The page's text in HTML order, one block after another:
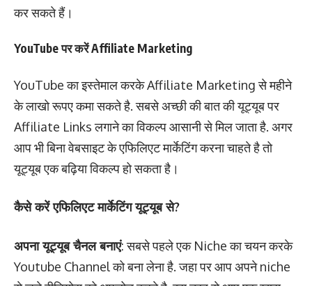
कर सकते हैं।
YouTube पर करें Affiliate Marketing
YouTube का इस्तेमाल करके Affiliate Marketing से महीने
के लाखो रूपए कमा सकते है. सबसे अच्छी की बात की यूट्यूब पर
Affiliate Links लगाने का विकल्प आसानी से मिल जाता है. अगर
आप भी बिना वेबसाइट के एफिलिएट मार्केटिंग करना चाहते है तो
यूट्यूब एक बढ़िया विकल्प हो सकता है।
कैसे करें एफिलिएट मार्केटिंग यूट्यूब से?
अपना यूट्यूब चैनल बनाएं: सबसे पहले एक Niche का चयन करके
Youtube Channel को बना लेना है. जहा पर आप अपने niche